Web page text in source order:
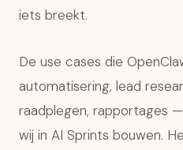
iets breekt.
De use cases die
automatisering, lead
raadplegen, rapportages
wij in AI Sprints bouwen.